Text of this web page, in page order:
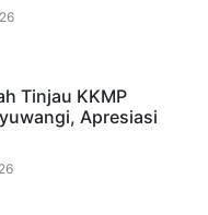
Tinjau KKMP
Apresiasi